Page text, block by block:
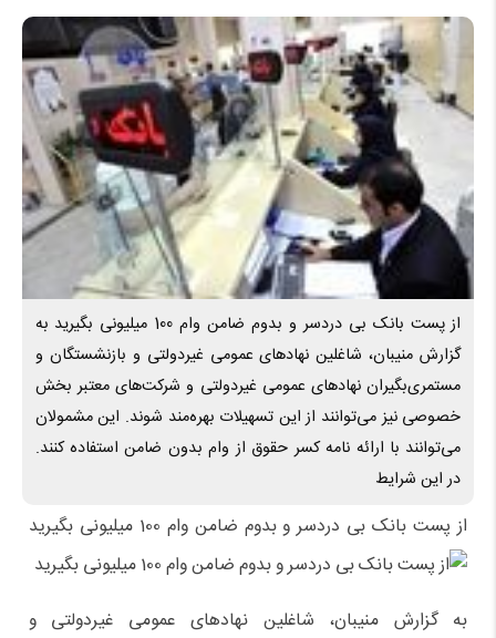
از پست بانک بی دردسر و بدوم ضامن وام 100 میلیونی بگیرید به
گزارش منیبان، شاغلین نهادهای عمومی غیردولتی و بازنشستگان و
مستمری‌بگیران نهادهای عمومی غیردولتی و شرکت‌های معتبر بخش
خصوصی نیز می‌توانند از این تسهیلات بهره‌مند شوند. این مشمولان
می‌توانند با ارائه نامه کسر حقوق از وام بدون ضامن استفاده کنند.
در این شرایط
از پست بانک بی دردسر و بدوم ضامن وام 100 میلیونی بگیرید
به گزارش منیبان، شاغلین نهادهای عمومی غیردولتی و